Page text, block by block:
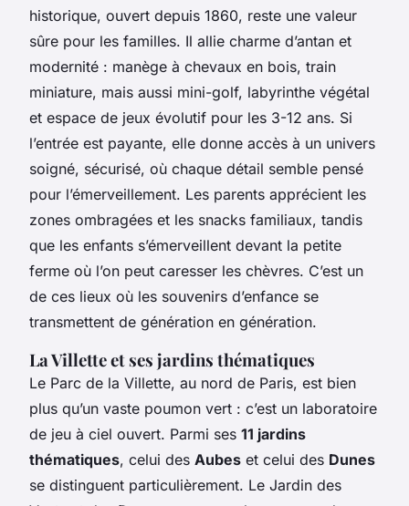
historique, ouvert depuis 1860, reste une valeur
sûre pour les familles. Il allie charme d’antan et
modernité : manège à chevaux en bois, train
miniature, mais aussi mini-golf, labyrinthe végétal
et espace de jeux évolutif pour les 3-12 ans. Si
l’entrée est payante, elle donne accès à un univers
soigné, sécurisé, où chaque détail semble pensé
pour l’émerveillement. Les parents apprécient les
zones ombragées et les snacks familiaux, tandis
que les enfants s’émerveillent devant la petite
ferme où l’on peut caresser les chèvres. C’est un
de ces lieux où les souvenirs d’enfance se
transmettent de génération en génération.
La Villette et ses jardins thématiques
Le Parc de la Villette, au nord de Paris, est bien
plus qu’un vaste poumon vert : c’est un laboratoire
de jeu à ciel ouvert. Parmi ses 11 jardins
thématiques, celui des Aubes et celui des Dunes
se distinguent particulièrement. Le Jardin des